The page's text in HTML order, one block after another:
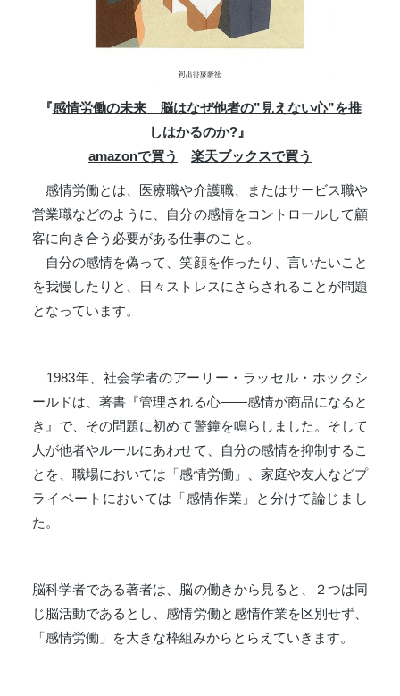
『感情労働の未来 脳はなぜ他者の”見えない心”を推
しはかるのか? 』
amazonで買う
楽天ブックスで買う
感情労働とは、医療職や介護職、またはサービス職や
営業職などのように、自分の感情をコントロールして顧
客に向き合う必要がある仕事のこと。
自分の感情を偽って、笑顔を作ったり、言いたいこと
を我慢したりと、日々ストレスにさらされることが問題
となっています。
1983年、社会学者のアーリー・ラッセル・ホックシ
ールドは、著書『管理される心――感情が商品になると
き』で、その問題に初めて警鐘を鳴らしました。そして
人が他者やルールにあわせて、自分の感情を抑制するこ
とを、職場においては「感情労働」、家庭や友人などプ
ライベートにおいては「感情作業」と分けて論じまし
た。
脳科学者である著者は、脳の働きから見ると、２つは同
じ脳活動であるとし、感情労働と感情作業を区別せず、
「感情労働」を大きな枠組みからとらえていきます。